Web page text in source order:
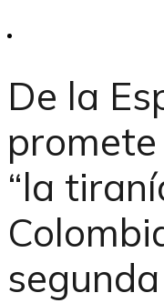
De la
“la